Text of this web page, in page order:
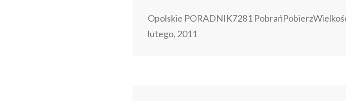
Opolskie PORADNIK7281
lutego, 2011